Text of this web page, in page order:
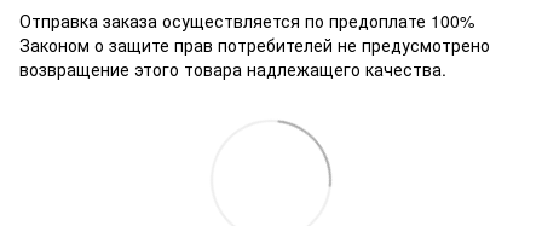
Отправка заказа осуществляется по предоплате 100%
Законом о защите прав потребителей не предусмотрено
возвращение этого товара надлежащего качества.